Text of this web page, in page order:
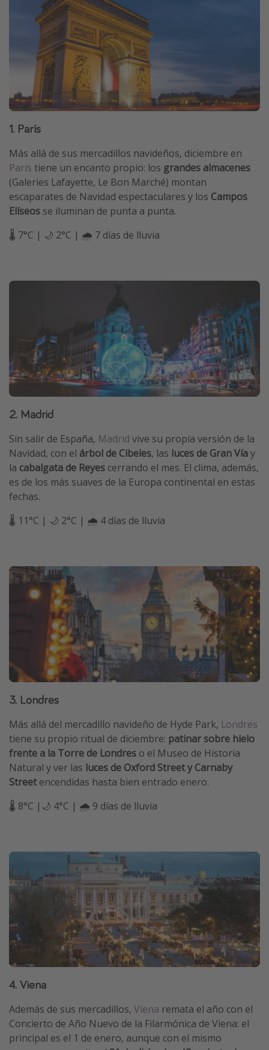
1. París
Más allá de sus mercadillos navideños, diciembre en
París tiene un encanto propio: los grandes almacenes
(Galeries Lafayette, Le Bon Marché) montan
escaparates de Navidad espectaculares y los Campos
Elíseos se iluminan de punta a punta.
🌡️ 7°C | 🌙 2°C | 🌧️ 7 días de lluvia
2. Madrid
Sin salir de España, Madrid vive su propia versión de la
Navidad, con el árbol de Cibeles, las luces de Gran Víay
la cabalgata de Reyes cerrando el mes. El clima, además,
es de los más suaves de la Europa continental en estas
fechas.
🌡️ 11°C | 🌙 2°C | 🌧️ 4 días de lluvia
3. Londres
Más allá del mercadillo navideño de Hyde Park, Londres
tiene su propio ritual de diciembre: patinar sobre hielo
frente a la Torre de Londres o el Museo de Historia
Natural y ver las luces de Oxford Street y Carnaby
Streetencendidas hasta bien entrado enero.
🌡️ 8°C |🌙 4°C | 🌧️ 9 días de lluvia
4. Viena
Además de sus mercadillos, Viena remata el año con el
Concierto de Año Nuevo de la Filarmónica de Viena: el
principal es el 1 de enero, aunque con el mismo